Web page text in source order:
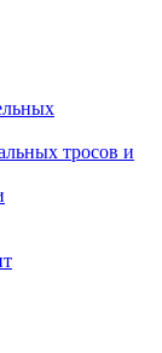
тросов и